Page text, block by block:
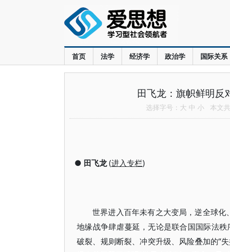
首页 法学 经济学 政治学 国际关系
田飞龙：旗帜鲜明反
选择字号： 大 中 小 本文
● 田飞龙(进入专栏)
世界进入百年未有之大变局，逆全球
地缘战争肆虐蔓延，无论是联合国国际法
破裂、规则断裂、冲突升级、风险叠加的“